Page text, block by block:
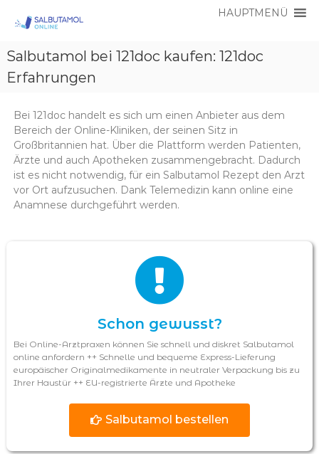
a
l
u
t
a
m
o
l
O
a
l
b
a
m
o
l
O
n
l
i
HAUPTMENÜ
Salbutamol bei 121doc kaufen: 121doc
Erfahrungen
Bei 121doc handelt es sich um einen Anbieter aus dem
Bereich der Online-Kliniken, der seinen Sitz in
Großbritannien hat. Über die Plattform werden Patienten,
Ärzte und auch Apotheken zusammengebracht. Dadurch
ist es nicht notwendig, für ein Salbutamol Rezept den Arzt
vor Ort aufzusuchen. Dank Telemedizin kann online eine
Anamnese durchgeführt werden.
Schon gewusst?
Bei Online-Arztpraxen können Sie schnell und diskret Salbutamol
online anfordern ++ Schnelle und bequeme Express-Lieferung
europäischer Originalmedikamente in neutraler Verpackung bis zu
Ihrer Haustür ++ EU-registrierte Ärzte und Apotheke
Salbutamol bestellen